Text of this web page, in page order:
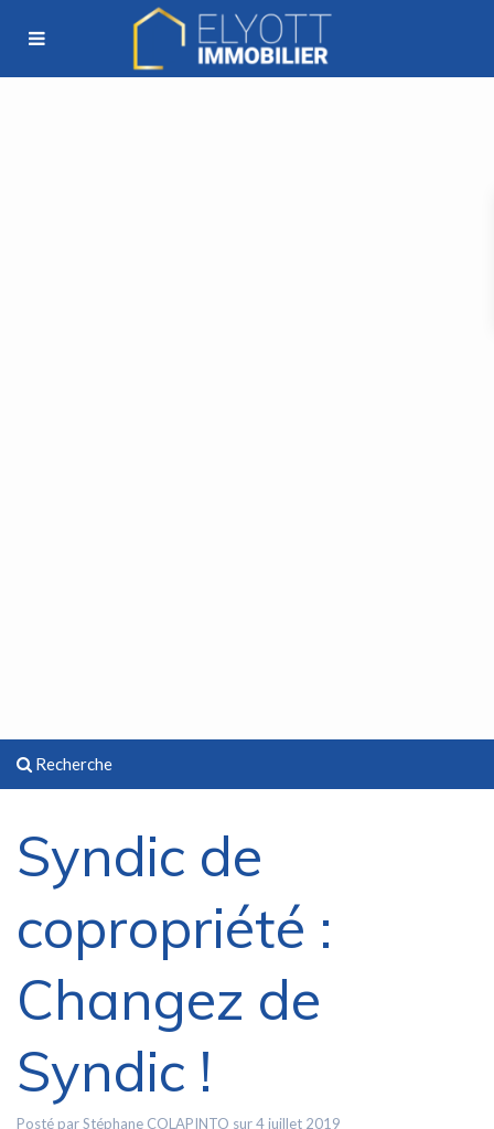
Recherche
Syndic de
copropriété :
Changez de
Syndic !
Posté par Stéphane COLAPINTO sur 4 juillet 2019